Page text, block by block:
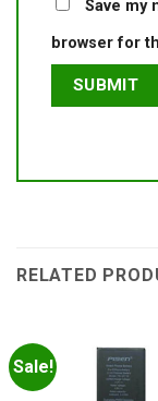
Save my
browser for
RELATED
Sale!